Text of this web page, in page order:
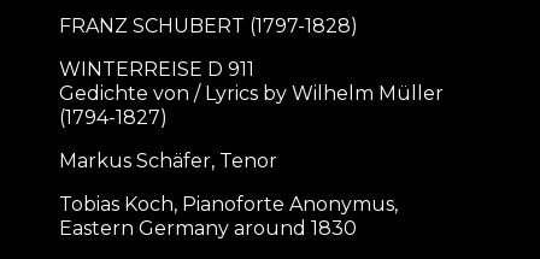
FRANZ SCHUBERT (1797-1828)
WINTERREISE D 911
Gedichte von / Lyrics by Wilhelm Müller
(1794-1827)
Markus Schäfer, Tenor
Tobias Koch, Pianoforte Anonymus,
Eastern Germany around 1830